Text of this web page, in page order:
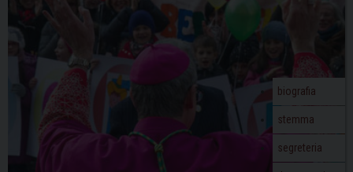
biografia
stemma
segreteria